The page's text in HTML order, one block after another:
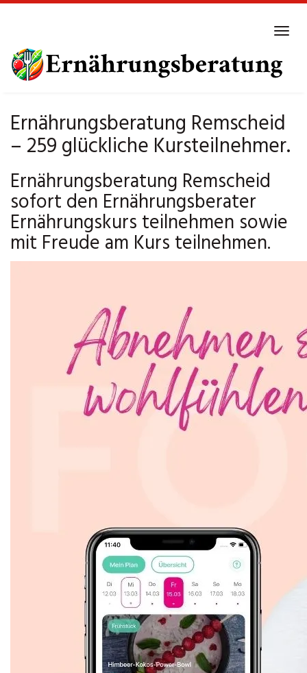
main
content
Ernährungsberatung Remscheid
– 259 glückliche Kursteilnehmer.
Ernährungsberatung Remscheid
sofort den Ernährungsberater
Ernährungskurs teilnehmen sowie
mit Freude am Kurs teilnehmen.